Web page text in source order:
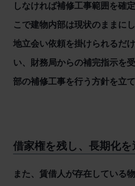
しなければ補修工事範囲を確
こで建物内部は現状のままに
地立会い依頼を掛けられるだ
い、財務局からの補完指示を
部の補修工事を行う方針を立て
借家権を残し、長期化を
また、賃借人が存在している